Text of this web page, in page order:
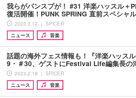
我らがパンスプが！ #31 洋楽ハッスル＋
復活開催！PUNK SPRING 直前スペシャ
2023.3.12 ｜ SPICER
ニュース
音楽
話題の海外フェス情報も！『洋楽ハッス
9・＃30、ゲストにFestival Life編集長
2023.2.18 ｜ SPICER
ニュース
音楽